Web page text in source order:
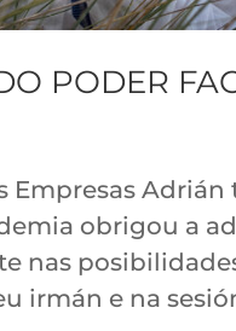
PODER
Empresas
obrigou a
nas
irmán e na